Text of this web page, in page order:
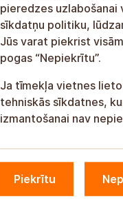
2026.
pieredzes
sīkdatņu politiku,
Jūs varat piekrist
pogas “Nepiekrītu”.
Ja tīmekļa vietnes
tehniskās sīkdatnes,
izmantošanai nav
Piekrītu